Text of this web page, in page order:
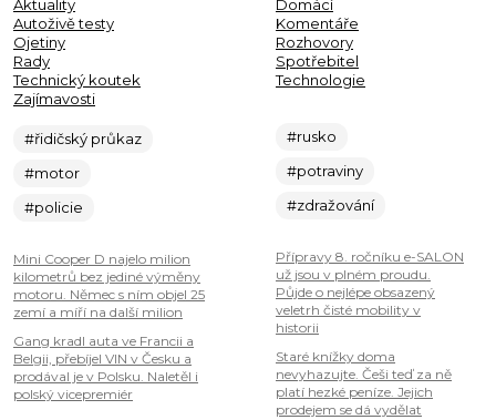
Aktuality
Autoživě testy
Ojetiny
Rady
Technický koutek
Zajímavosti
#řidičský průkaz
#motor
#policie
Mini Cooper D najelo milion
kilometrů bez jediné výměny
motoru. Němec s ním objel 25
zemí a míří na další milion
Gang kradl auta ve Francii a
Belgii, přebíjel VIN v Česku a
prodával je v Polsku. Naletěl i
polský vicepremiér
Domácí
Komentáře
Rozhovory
Spotřebitel
Technologie
#rusko
#potraviny
#zdražování
Přípravy 8. ročníku e-SALON
už jsou v plném proudu.
Půjde o nejlépe obsazený
veletrh čisté mobility v
historii
Staré knížky doma
nevyhazujte. Češi teď za ně
platí hezké peníze. Jejich
prodejem se dá vydělat